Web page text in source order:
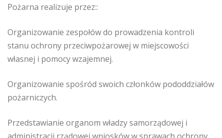
Pożarna realizuje przez::
Organizowanie zespołów do prowadzenia kontroli
stanu ochrony przeciwpożarowej w miejscowości
własnej i pomocy wzajemnej.
Organizowanie spośród swoich członków pododdziałów
pożarniczych.
Przedstawianie organom władzy samorządowej i